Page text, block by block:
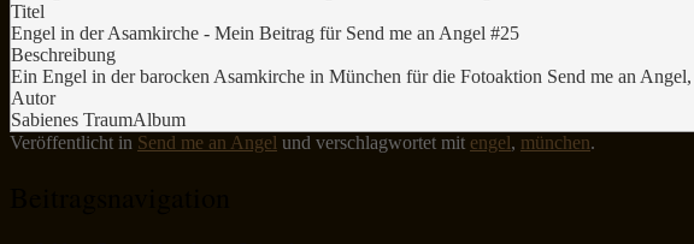
Titel
Engel in der Asamkirche - Mein Beitrag für Send me an Angel #25
Beschreibung
Ein Engel in der barocken Asamkirche in München für die Fotoaktion Send me an
Autor
Sabienes TraumAlbum
Veröffentlicht in Send me an Angel und verschlagwortet mit engel, münchen.